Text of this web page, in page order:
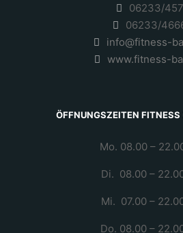
06233/
06233/
info@fitness-
www.fitness-
ÖFFNUNGSZEITEN
Mo. 08.00 –
Di. 08.00 –
Mi. 07.00 –
Do. 08.00 –